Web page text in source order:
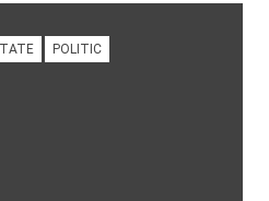
POLITIC